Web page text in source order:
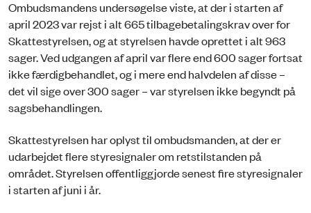
Ombudsmandens undersøgelse viste, at der i starten af
april 2023 var rejst i alt 665 tilbagebetalingskrav over for
Skattestyrelsen, og at styrelsen havde oprettet i alt 963
sager. Ved udgangen af april var flere end 600 sager fortsat
ikke færdigbehandlet, og i mere end halvdelen af disse –
det vil sige over 300 sager – var styrelsen ikke begyndt på
sagsbehandlingen.
Skattestyrelsen har oplyst til ombudsmanden, at der er
udarbejdet flere styresignaler om retstilstanden på
området. Styrelsen offentliggjorde senest fire styresignaler
i starten af juni i år.